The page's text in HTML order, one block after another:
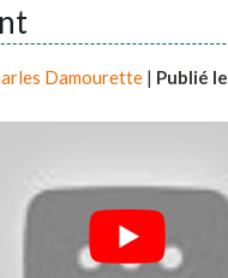
Damourette | Publié le